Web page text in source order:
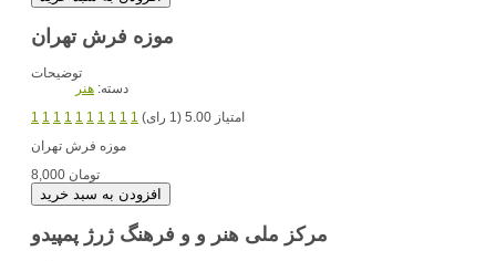
موزه فرش تهران
توضیحات
دسته: هنر
1 1 1 1 1 1 1 1 1 1
امتیاز 5.00 (1 رای)
8,000 تومان
مرکز ملی هنر و و فرهنگ ژرژ پمپیدو